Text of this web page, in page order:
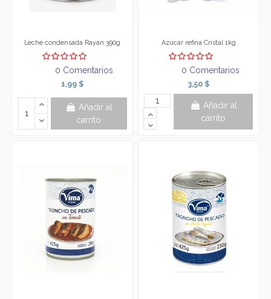
Leche condensada Rayan 390g
0 Comentarios
1,99 $
Añadir al
carrito
Azúcar refina Cristal 1kg
0 Comentarios
3,50 $
Añadir al
carrito